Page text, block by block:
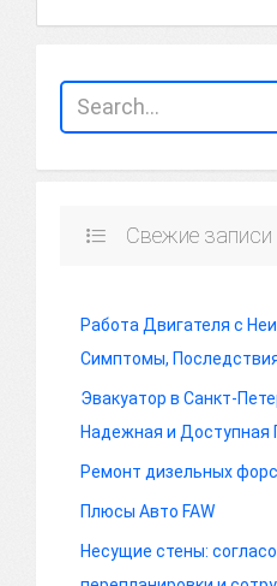
Свежие записи
Работа Двигателя с
Симптомы,
Эвакуатор в Санкт-
Надежная и
Ремонт дизельных
Плюсы Авто FAW
Несущие стены: